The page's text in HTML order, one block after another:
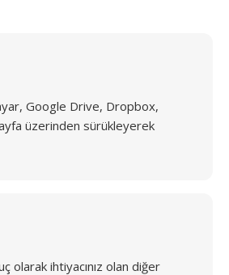
Google Drive, Dropbox,
üzerinden sürükleyerek
olarak ihtiyacınız olan diğer